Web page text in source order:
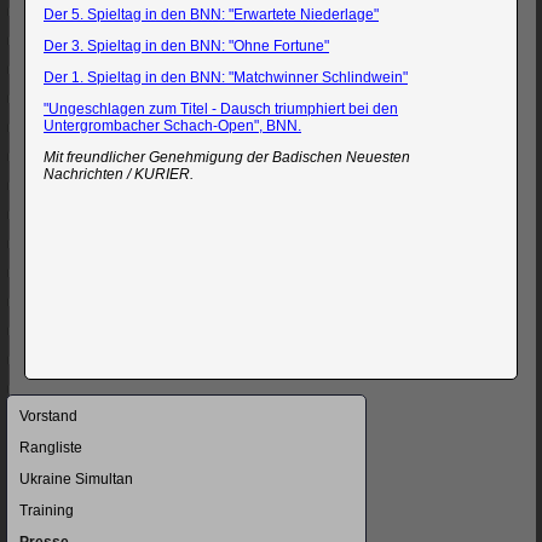
Der 5. Spieltag in den BNN: "Erwartete Niederlage"
Der 3. Spieltag in den BNN: "Ohne Fortune"
Der 1. Spieltag in den BNN: "Matchwinner Schlindwein"
"Ungeschlagen zum Titel - Dausch triumphiert bei den
Untergrombacher Schach-Open", BNN.
Mit freundlicher Genehmigung der Badischen Neuesten
Nachrichten / KURIER.
Navigation
Vorstand
Rangliste
Ukraine Simultan
Training